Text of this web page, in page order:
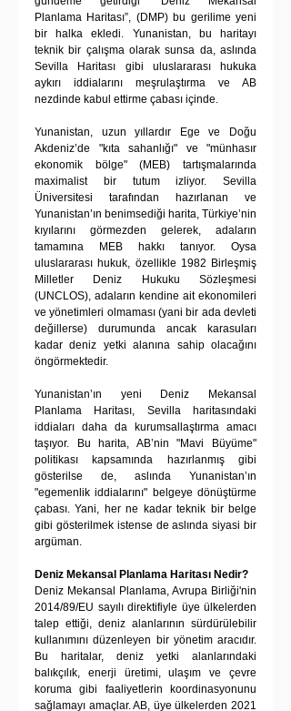
Planlama Haritası”, (DMP) bu gerilime yeni
bir halka ekledi. Yunanistan, bu haritayı
teknik bir çalışma olarak sunsa da, aslında
Sevilla Haritası gibi uluslararası hukuka
aykırı iddialarını meşrulaştırma ve AB
nezdinde kabul ettirme çabası içinde.
Yunanistan, uzun yıllardır Ege ve Doğu
Akdeniz’de "kıta sahanlığı" ve "münhasır
ekonomik bölge" (MEB) tartışmalarında
maximalist bir tutum izliyor. Sevilla
Üniversitesi tarafından hazırlanan ve
Yunanistan’ın benimsediği harita, Türkiye’nin
kıyılarını görmezden gelerek, adaların
tamamına MEB hakkı tanıyor. Oysa
uluslararası hukuk, özellikle 1982 Birleşmiş
Milletler Deniz Hukuku Sözleşmesi
(UNCLOS), adaların kendine ait ekonomileri
ve yönetimleri olmaması (yani bir ada devleti
değillerse) durumunda ancak karasuları
kadar deniz yetki alanına sahip olacağını
öngörmektedir.
Yunanistan’ın yeni Deniz Mekansal
Planlama Haritası, Sevilla haritasındaki
iddiaları daha da kurumsallaştırma amacı
taşıyor. Bu harita, AB’nin "Mavi Büyüme"
politikası kapsamında hazırlanmış gibi
gösterilse de, aslında Yunanistan’ın
"egemenlik iddialarını" belgeye dönüştürme
çabası. Yani, her ne kadar teknik bir belge
gibi gösterilmek istense de aslında siyasi bir
argüman.
Deniz Mekansal Planlama Haritası Nedir?
Deniz Mekansal Planlama, Avrupa Birliği'nin
2014/89/EU sayılı direktifiyle üye ülkelerden
talep ettiği, deniz alanlarının sürdürülebilir
kullanımını düzenleyen bir yönetim aracıdır.
Bu haritalar, deniz yetki alanlarındaki
balıkçılık, enerji üretimi, ulaşım ve çevre
koruma gibi faaliyetlerin koordinasyonunu
sağlamayı amaçlar. AB, üye ülkelerden 2021